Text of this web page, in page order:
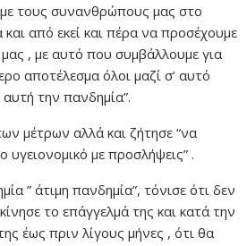
τους συνανθρώπους μας στο
από εκεί και πέρα να προσέχουμε
μας , με αυτό που συμβάλλουμε για
αποτέλεσμα όλοι μαζί σ’ αυτό
την πανδημία”.
μέτρων αλλά και ζήτησε “να
υγειονομικό με προσλήψεις” .
” άτιμη πανδημία”, τόνισε ότι δεν
το επάγγελμά της και κατά την
έως πριν λίγους μήνες , ότι θα